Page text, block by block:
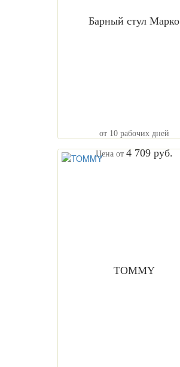
Барный стул Марко
от 10 рабочих дней
Цена от 4 709 руб.
TOMMY